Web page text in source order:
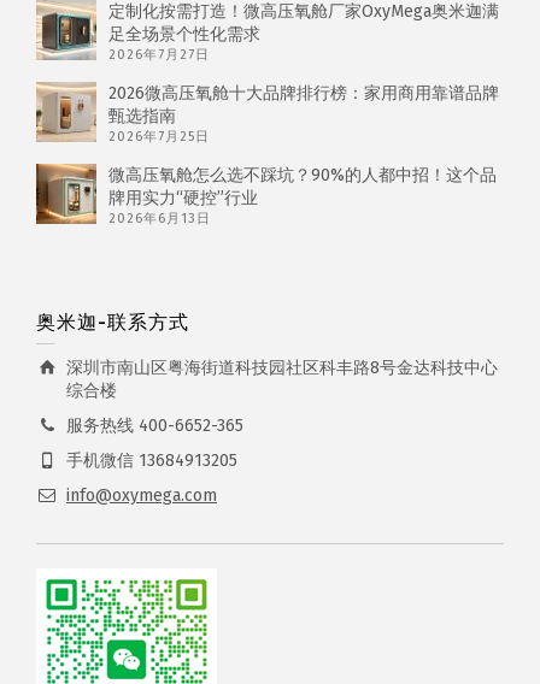
定制化按需打造！微高压氧舱厂家OxyMega奥米迦满
足全场景个性化需求
2026年7月27日
2026微高压氧舱十大品牌排行榜：家用商用靠谱品牌
甄选指南
2026年7月25日
微高压氧舱怎么选不踩坑？90%的人都中招！这个品
牌用实力“硬控”行业
2026年6月13日
奥米迦-联系方式
深圳市南山区粤海街道科技园社区科丰路8号金达科技中心
综合楼
服务热线 400-6652-365
手机微信 13684913205
info@oxymega.com